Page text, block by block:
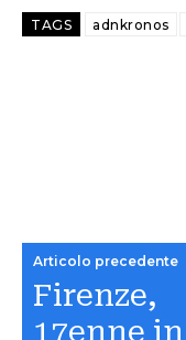
TAGS adnkronos
Articolo precedente
Firenze,
17enne in